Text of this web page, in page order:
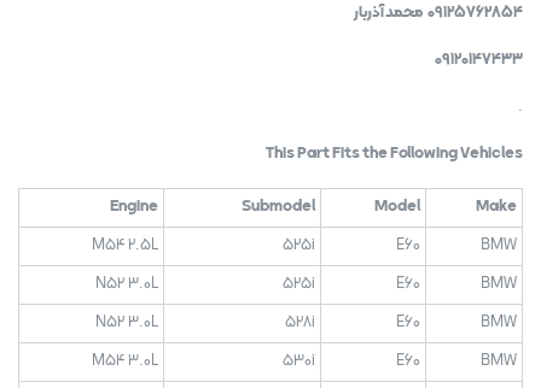
09125762854 محمد آذربار
09120147433
.
This Part Fits the Following Vehicles
Make
Model
Submodel
Engine
BMW
E60
525i
M54 2.5L
BMW
E60
525i
N52 3.0L
BMW
E60
528i
N52 3.0L
BMW
E60
530i
M54 3.0L